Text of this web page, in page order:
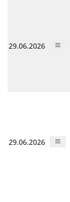
29.06.2026
29.06.2026